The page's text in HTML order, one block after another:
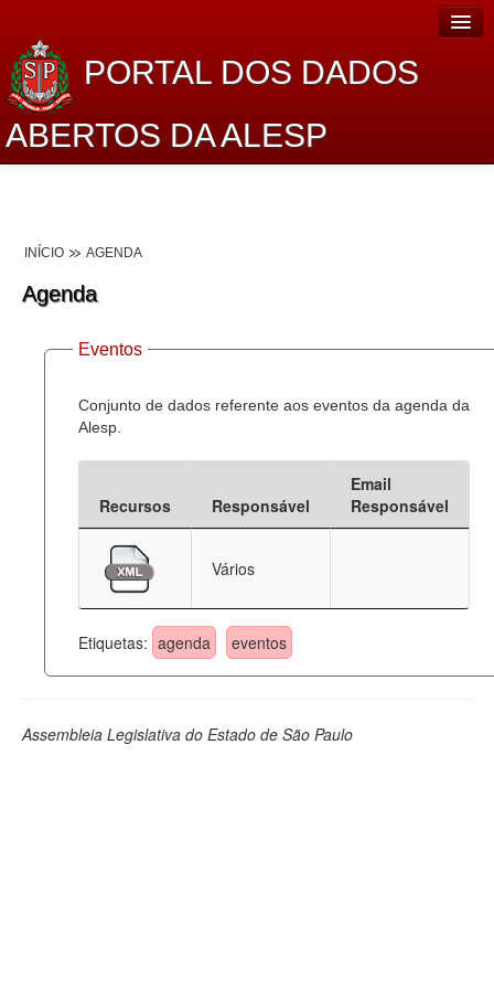
PORTAL DOS DADOS
ABERTOS DA ALESP
Lei de Acesso à Informação
Dados Governamentais Abertos
Planejamento
Catálogo de dados
Deputados Estaduais
Administração
Legislação
INÍCIO AGENDA
Agenda
Eventos
Conjunto de dados referente aos eventos da agenda da
Alesp.
Recursos Responsável
Email
Responsável
Vários
Etiquetas: agenda eventos
Assembleia Legislativa do Estado de São Paulo